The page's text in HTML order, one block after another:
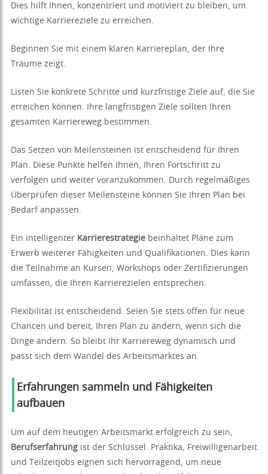
Dies hilft Ihnen, konzentriert und motiviert zu bleiben, um
wichtige Karriereziele zu erreichen.
Beginnen Sie mit einem klaren Karriereplan, der Ihre
Träume zeigt.
Listen Sie konkrete Schritte und kurzfristige Ziele auf, die Sie
erreichen können. Ihre langfristigen Ziele sollten Ihren
gesamten Karriereweg bestimmen.
Das Setzen von Meilensteinen ist entscheidend für Ihren
Plan. Diese Punkte helfen Ihnen, Ihren Fortschritt zu
verfolgen und weiter voranzukommen. Durch regelmäßiges
Überprüfen dieser Meilensteine können Sie Ihren Plan bei
Bedarf anpassen.
Ein intelligenter Karrierestrategie beinhaltet Pläne zum
Erwerb weiterer Fähigkeiten und Qualifikationen. Dies kann
die Teilnahme an Kursen, Workshops oder Zertifizierungen
umfassen, die Ihren Karrierezielen entsprechen.
Flexibilität ist entscheidend. Seien Sie stets offen für neue
Chancen und bereit, Ihren Plan zu ändern, wenn sich die
Dinge ändern. So bleibt Ihr Karriereweg dynamisch und
passt sich dem Wandel des Arbeitsmarktes an.
Erfahrungen sammeln und Fähigkeiten
aufbauen
Um auf dem heutigen Arbeitsmarkt erfolgreich zu sein,
Berufserfahrung ist der Schlüssel. Praktika, Freiwilligenarbeit
und Teilzeitjobs eignen sich hervorragend, um neue